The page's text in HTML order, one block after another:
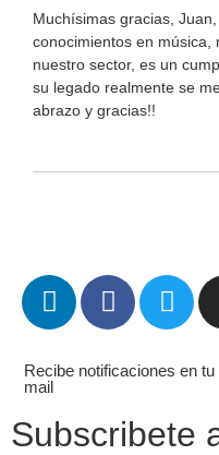
Muchísimas gracias,
conocimientos en música,
nuestro sector, es un
su legado realmente se
abrazo y gracias!!
Recibe notificaciones en tu
mail
Subscribete